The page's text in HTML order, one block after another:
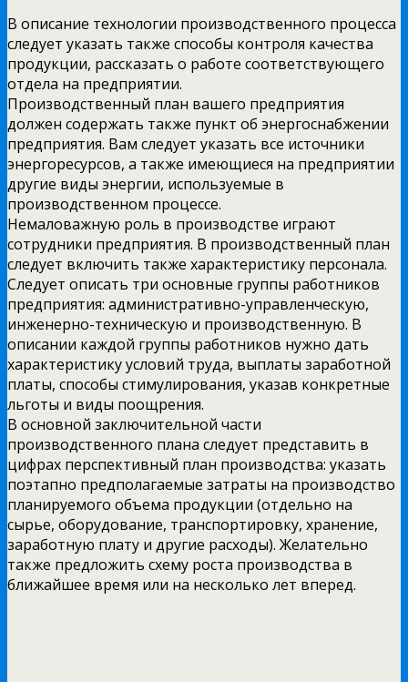
В описание технологии производственного процесса
следует указать также способы контроля качества
продукции, рассказать о работе соответствующего
отдела на предприятии.
Производственный план вашего предприятия
должен содержать также пункт об энергоснабжении
предприятия. Вам следует указать все источники
энергоресурсов, а также имеющиеся на предприятии
другие виды энергии, используемые в
производственном процессе.
Немаловажную роль в производстве играют
сотрудники предприятия. В производственный план
следует включить также характеристику персонала.
Следует описать три основные группы работников
предприятия: административно-управленческую,
инженерно-техническую и производственную. В
описании каждой группы работников нужно дать
характеристику условий труда, выплаты заработной
платы, способы стимулирования, указав конкретные
льготы и виды поощрения.
В основной заключительной части
производственного плана следует представить в
цифрах перспективный план производства: указать
поэтапно предполагаемые затраты на производство
планируемого объема продукции (отдельно на
сырье, оборудование, транспортировку, хранение,
заработную плату и другие расходы). Желательно
также предложить схему роста производства в
ближайшее время или на несколько лет вперед.